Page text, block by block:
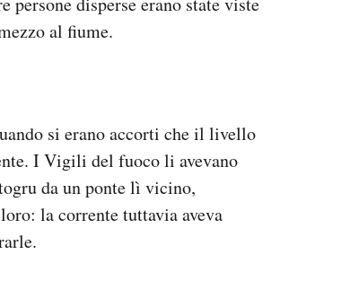
al fiume.
si erano accorti che il livello
I Vigili del fuoco li avevano
da un ponte lì vicino,
la corrente tuttavia aveva